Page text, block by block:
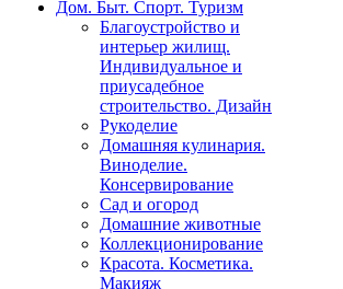
Дом. Быт. Спорт. Туризм
Благоустройство и
интерьер жилищ.
Индивидуальное и
приусадебное
строительство. Дизайн
Рукоделие
Домашняя кулинария.
Виноделие.
Консервирование
Сад и огород
Домашние животные
Коллекционирование
Красота. Косметика.
Макияж